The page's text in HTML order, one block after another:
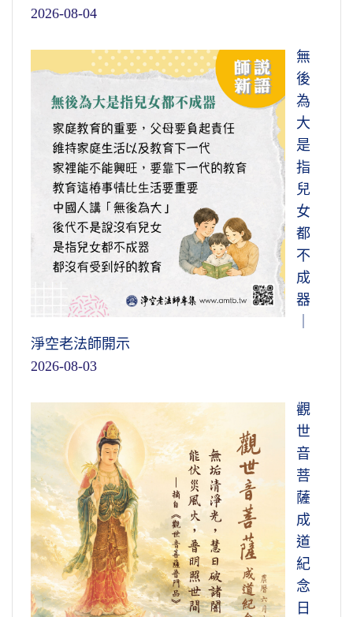
2026-08-04
無
後
為
大
是
指
兒
女
都
不
成
器
淨空老法師開示
2026-08-03
觀
世
音
菩
薩
成
道
紀
念
日